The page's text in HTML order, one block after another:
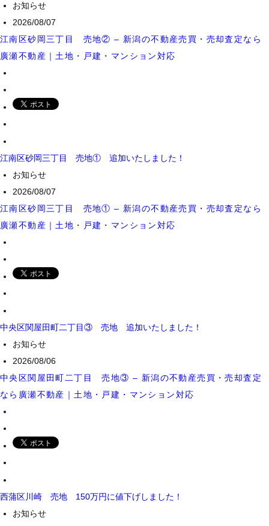
お知らせ
2026/08/07
江南区砂岡三丁目 売地② – 新潟の不動産売買・売却査定なら
廣瀬不動産｜土地・戸建・マンション対応
江南区砂岡三丁目 売地① 追加いたしました！
お知らせ
2026/08/07
江南区砂岡三丁目 売地① – 新潟の不動産売買・売却査定なら
廣瀬不動産｜土地・戸建・マンション対応
中央区関屋田町二丁目③ 売地 追加いたしました！
お知らせ
2026/08/06
中央区関屋田町二丁目 売地③ – 新潟の不動産売買・売却査定
なら廣瀬不動産｜土地・戸建・マンション対応
西蒲区川崎 売地 150万円に値下げしました！
お知らせ